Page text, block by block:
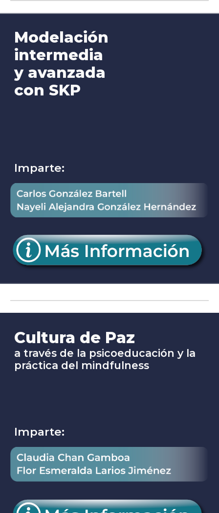
Modelación
intermedia
y avanzada
con SKP
Imparte:
Cultura de Paz
a través de la psicoeducación y la
práctica del mindfulness
Imparte: